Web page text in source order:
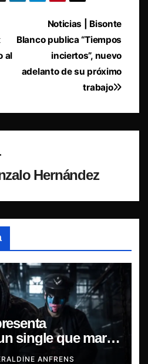
Noticias | Bisonte
Blanco publica “Tiempos
inciertos”, nuevo
adelanto de su próximo
trabajo
al
Hernández
single que marca
ANFRENS